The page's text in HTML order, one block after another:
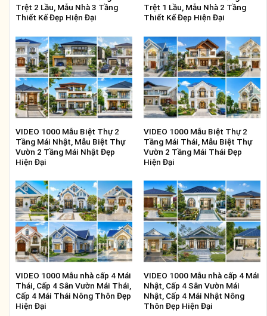
Trệt 2 Lầu, Mẫu Nhà 3 Tầng
Thiết Kế Đẹp Hiện Đại
Trệt 1 Lầu, Mẫu Nhà 2 Tầng
Thiết Kế Đẹp Hiện Đại
VIDEO 1000 Mẫu Biệt Thự 2
Tầng Mái Nhật, Mẫu Biệt Thự
Vườn 2 Tầng Mái Nhật Đẹp
Hiện Đại
VIDEO 1000 Mẫu Biệt Thự 2
Tầng Mái Thái, Mẫu Biệt Thự
Vườn 2 Tầng Mái Thái Đẹp
Hiện Đại
VIDEO 1000 Mẫu nhà cấp 4 Mái
Thái, Cấp 4 Sân Vườn Mái Thái,
Cấp 4 Mái Thái Nông Thôn Đẹp
Hiện Đại
VIDEO 1000 Mẫu nhà cấp 4 Mái
Nhật, Cấp 4 Sân Vườn Mái
Nhật, Cấp 4 Mái Nhật Nông
Thôn Đẹp Hiện Đại